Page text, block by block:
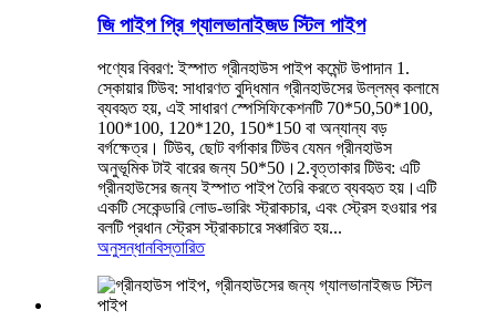
জি পাইপ প্রি গ্যালভানাইজড স্টিল পাইপ
পণ্যের বিবরণ: ইস্পাত গ্রীনহাউস পাইপ কমেন্ট উপাদান 1.
স্কোয়ার টিউব: সাধারণত বুদ্ধিমান গ্রীনহাউসের উল্লম্ব কলামে
ব্যবহৃত হয়, এই সাধারণ স্পেসিফিকেশনটি 70*50,50*100,
100*100, 120*120, 150*150 বা অন্যান্য বড়
বর্গক্ষেত্র। টিউব, ছোট বর্গাকার টিউব যেমন গ্রীনহাউস
অনুভূমিক টাই বারের জন্য 50*50।2.বৃত্তাকার টিউব: এটি
গ্রীনহাউসের জন্য ইস্পাত পাইপ তৈরি করতে ব্যবহৃত হয়।এটি
একটি সেকেন্ডারি লোড-ভারিং স্ট্রাকচার, এবং স্ট্রেস হওয়ার পর
বলটি প্রধান স্ট্রেস স্ট্রাকচারে সঞ্চারিত হয়...
অনুসন্ধানবিস্তারিত